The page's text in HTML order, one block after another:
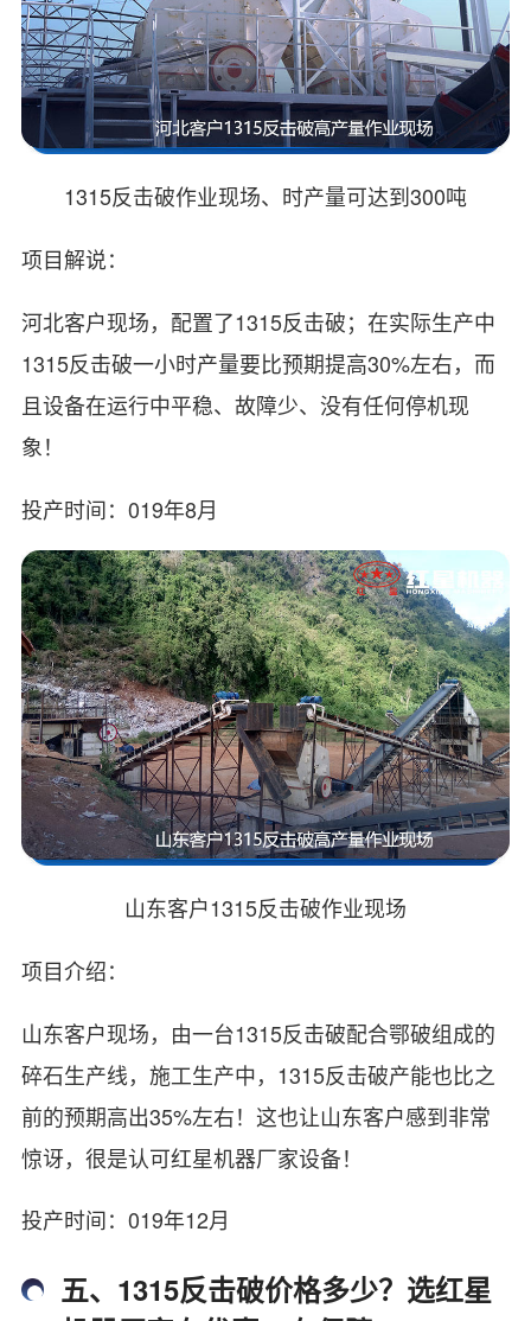
1315反击破作业现场、时产量可达到300吨
项目解说：
河北客户现场，配置了1315反击破；在实际生产中
1315反击破一小时产量要比预期提高30%左右，而
且设备在运行中平稳、故障少、没有任何停机现
象！
投产时间：019年8月
山东客户1315反击破作业现场
项目介绍：
山东客户现场，由一台1315反击破配合鄂破组成的
碎石生产线，施工生产中，1315反击破产能也比之
前的预期高出35%左右！这也让山东客户感到非常
惊讶，很是认可红星机器厂家设备！
投产时间：019年12月
五、1315反击破价格多少？选红星